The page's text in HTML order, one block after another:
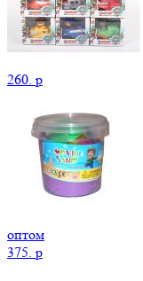
260. p
оптом
375. p